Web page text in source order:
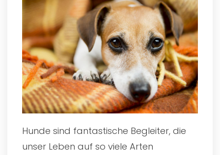
Hunde sind fantastische Begleiter, die
unser Leben auf so viele Arten